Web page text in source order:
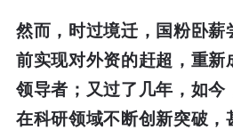
然而，时过境迁，国粉卧薪
前实现对外资的赶超，重新
领导者；又过了几年，如今
在科研领域不断创新突破，